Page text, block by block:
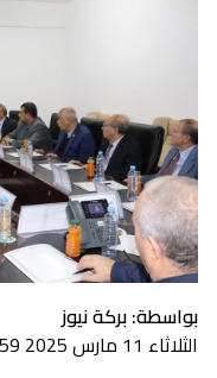
بواسطة: بركة نيوز
الثلاثاء 11 مارس 2025 10:59